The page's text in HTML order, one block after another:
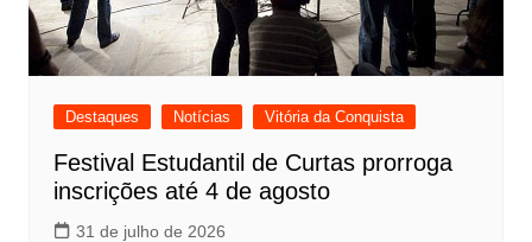
Destaques Notícias Vitória da Conquista
Festival Estudantil de Curtas prorroga
inscrições até 4 de agosto
31 de julho de 2026